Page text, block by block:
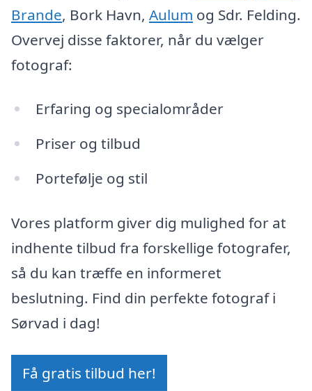
Brande, Bork Havn, Aulum og Sdr. Felding.
Overvej disse faktorer, når du vælger
fotograf:
Erfaring og specialområder
Priser og tilbud
Portefølje og stil
Vores platform giver dig mulighed for at
indhente tilbud fra forskellige fotografer,
så du kan træffe en informeret
beslutning. Find din perfekte fotograf i
Sørvad i dag!
Få gratis tilbud her!